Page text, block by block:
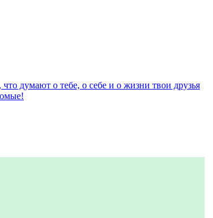
что думают о тебе, о себе и о жизни твои друзья